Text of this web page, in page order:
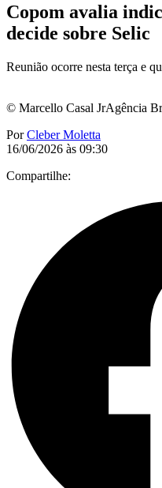
Copom avalia
decide sobre Selic
Reunião ocorre nesta terça e
© Marcello Casal JrAgência
PorCleber Moletta
16/06/2026 às 09:30
Compartilhe: